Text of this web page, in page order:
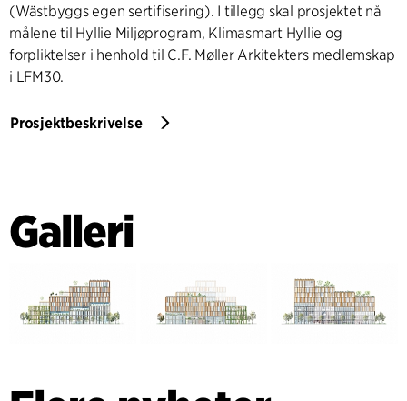
(Wästbyggs egen sertifisering). I tillegg skal prosjektet nå
målene til Hyllie Miljøprogram, Klimasmart Hyllie og
forpliktelser i henhold til C.F. Møller Arkitekters medlemskap
i LFM30.
Prosjektbeskrivelse
Galleri